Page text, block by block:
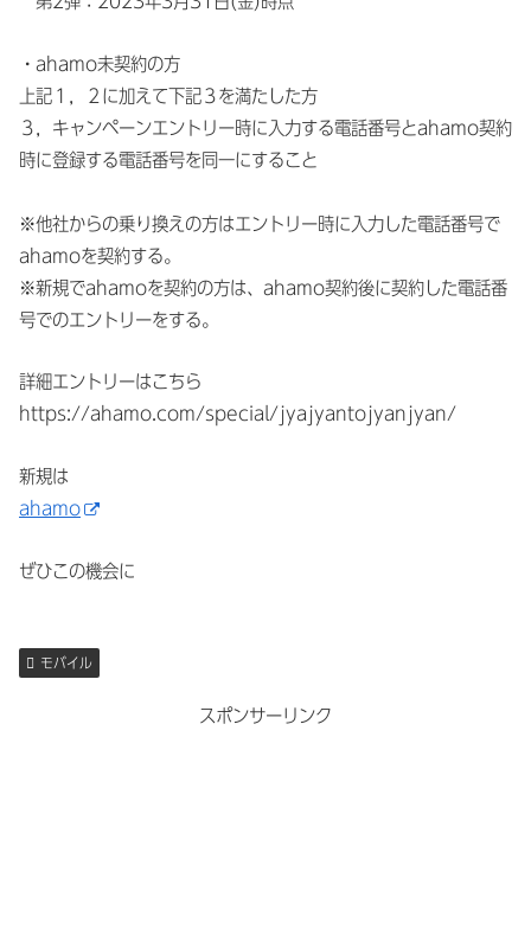
・ahamo未契約の方
上記１，２に加えて下記３を満たした方
３，キャンペーンエントリー時に入力する電話番号とahamo契約
時に登録する電話番号を同一にすること
※他社からの乗り換えの方はエントリー時に入力した電話番号で
ahamoを契約する。
※新規でahamoを契約の方は、ahamo契約後に契約した電話番
号でのエントリーをする。
詳細エントリーはこちら
https://ahamo.com/special/jyajyantojyanjyan/
新規は
ahamo
ぜひこの機会に
モバイル
スポンサーリンク